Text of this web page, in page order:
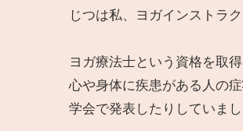
じつは私、ヨガインストラ
ヨガ療法士という資格を取
心や身体に疾患がある人の
学会で発表したりしていまし